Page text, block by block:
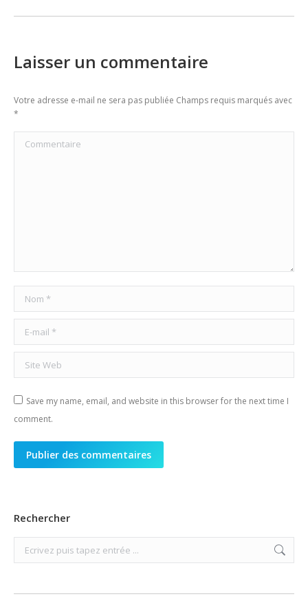
Laisser un commentaire
Votre adresse e-mail ne sera pas publiée Champs requis marqués avec
*
Commentaire
Nom *
E-mail *
Site Web
Save my name, email, and website in this browser for the next time I
comment.
Publier des commentaires
Rechercher
Search: